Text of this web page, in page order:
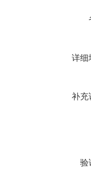
详细
补充
验